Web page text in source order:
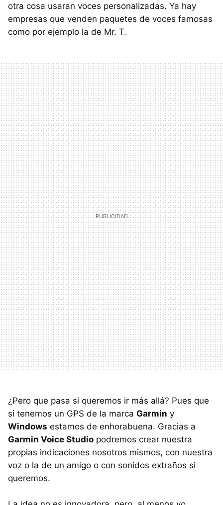
otra cosa usaran voces personalizadas. Ya hay
empresas que venden paquetes de voces famosas
como por ejemplo la de Mr. T.
¿Pero que pasa si queremos ir más allá? Pues que
si tenemos un GPS de la marca Garmin y
Windows estamos de enhorabuena. Gracias a
Garmin Voice Studio podremos crear nuestra
propias indicaciones nosotros mismos, con nuestra
voz o la de un amigo o con sonidos extraños si
queremos.